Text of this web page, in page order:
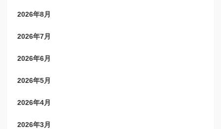
2026年8月
2026年7月
2026年6月
2026年5月
2026年4月
2026年3月